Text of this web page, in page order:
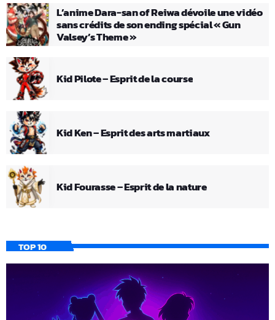
L’anime Dara-san of Reiwa dévoile une vidéo
sans crédits de son ending spécial « Gun
Valsey’s Theme »
Kid Pilote – Esprit de la course
Kid Ken – Esprit des arts martiaux
Kid Fourasse – Esprit de la nature
TOP 10